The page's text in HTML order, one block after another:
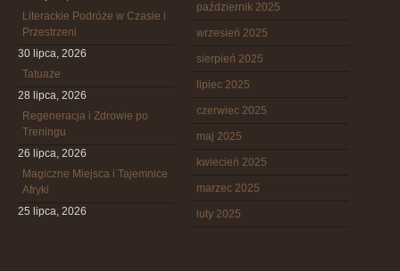
Literackie Podróże w Czasie i
Przestrzeni
30 lipca, 2026
Tatuaże
28 lipca, 2026
Regeneracja i Zdrowie po
Treningu
26 lipca, 2026
Magiczne Miejsca i Tajemnice
Afryki
25 lipca, 2026
październik 2025
wrzesień 2025
sierpień 2025
lipiec 2025
czerwiec 2025
maj 2025
kwiecień 2025
marzec 2025
luty 2025